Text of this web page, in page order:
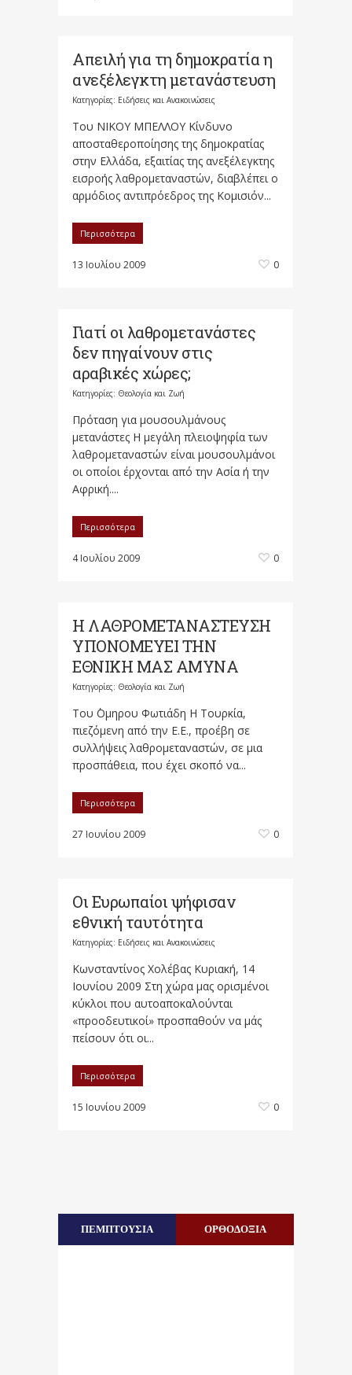
Απειλή για τη δημοκρατία η
ανεξέλεγκτη μετανάστευση
Κατηγορίες: Ειδήσεις και Ανακοινώσεις
Του ΝΙΚΟΥ ΜΠΕΛΛΟΥ Κίνδυνο
αποσταθεροποίησης της δημοκρατίας
στην Ελλάδα, εξαιτίας της ανεξέλεγκτης
εισροής λαθρομεταναστών, διαβλέπει ο
αρμόδιος αντιπρόεδρος της Κομισιόν...
Περισσότερα
13 Ιουλίου 2009 0
Γιατί οι λαθρομετανάστες
δεν πηγαίνουν στις
αραβικές χώρες;
Κατηγορίες: Θεολογία και Ζωή
Πρόταση για μουσουλμάνους
μετανάστες Η μεγάλη πλειοψηφία των
λαθρομεταναστών είναι μουσουλμάνοι
οι οποίοι έρχονται από την Ασία ή την
Αφρική....
Περισσότερα
4 Ιουλίου 2009 0
Η ΛΑΘΡΟΜΕΤΑΝΑΣΤΕΥΣΗ
ΥΠΟΝΟΜΕΥΕΙ ΤΗΝ
ΕΘΝΙΚΗ ΜΑΣ ΑΜΥΝΑ
Κατηγορίες: Θεολογία και Ζωή
Του ΄Ομηρου Φωτιάδη Η Τουρκία,
πιεζόμενη από την Ε.Ε., προέβη σε
συλλήψεις λαθρομεταναστών, σε μια
προσπάθεια, που έχει σκοπό να...
Περισσότερα
27 Ιουνίου 2009 0
Οι Ευρωπαίοι ψήφισαν
εθνική ταυτότητα
Κατηγορίες: Ειδήσεις και Ανακοινώσεις
Κωνσταντίνος Χολέβας Κυριακή, 14
Ιουνίου 2009 Στη χώρα μας ορισμένοι
κύκλοι που αυτοαποκαλούνται
«προοδευτικοί» προσπαθούν να μάς
πείσουν ότι οι...
Περισσότερα
15 Ιουνίου 2009 0
ΠΕΜΠΤΟΥΣΙΑ ΟΡΘΟΔΟΞΙΑ